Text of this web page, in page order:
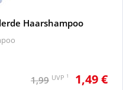
Haarshampoo
1,99 UVP 1 1,49 €